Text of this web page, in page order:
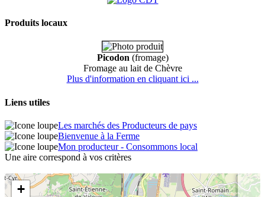
Produits locaux
Picodon (fromage)
Fromage au lait de Chèvre
Plus d'information en cliquant ici ...
Liens utiles
Les marchés des Producteurs de pays
Bienvenue à la Ferme
Mon producteur - Consommons local
Une aire correspond à vos critères
+